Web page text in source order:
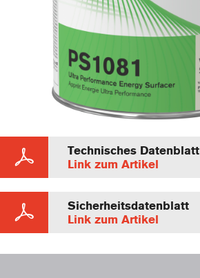
Technisches Datenblatt
Link zum Artikel
Sicherheitsdatenblatt
Link zum Artikel